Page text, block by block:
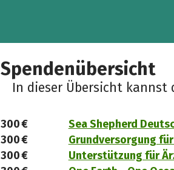
Spendenübersicht
In dieser Übersicht kannst
300 €
Sea Shepherd
300 €
Grundversorgung
300 €
Unterstützung für